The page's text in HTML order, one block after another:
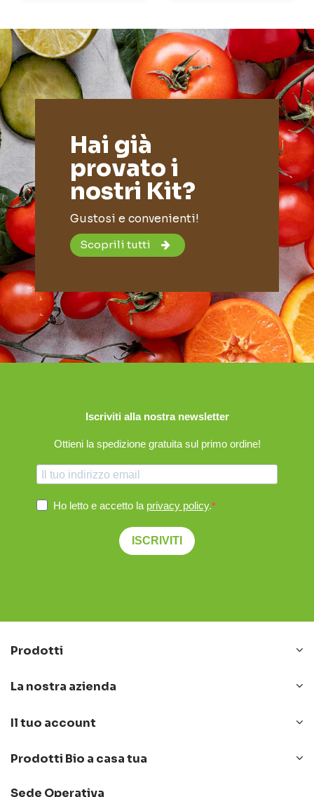
Hai già
provato i
nostri Kit?
Gustosi e convenienti!
Scoprili tutti
Iscriviti alla nostra newsletter
Ottieni la spedizione gratuita sul primo ordine!
Ho letto e accetto la privacy policy.
ISCRIVITI
Prodotti
La nostra azienda
Il tuo account
Prodotti Bio a casa tua
Sede Operativa